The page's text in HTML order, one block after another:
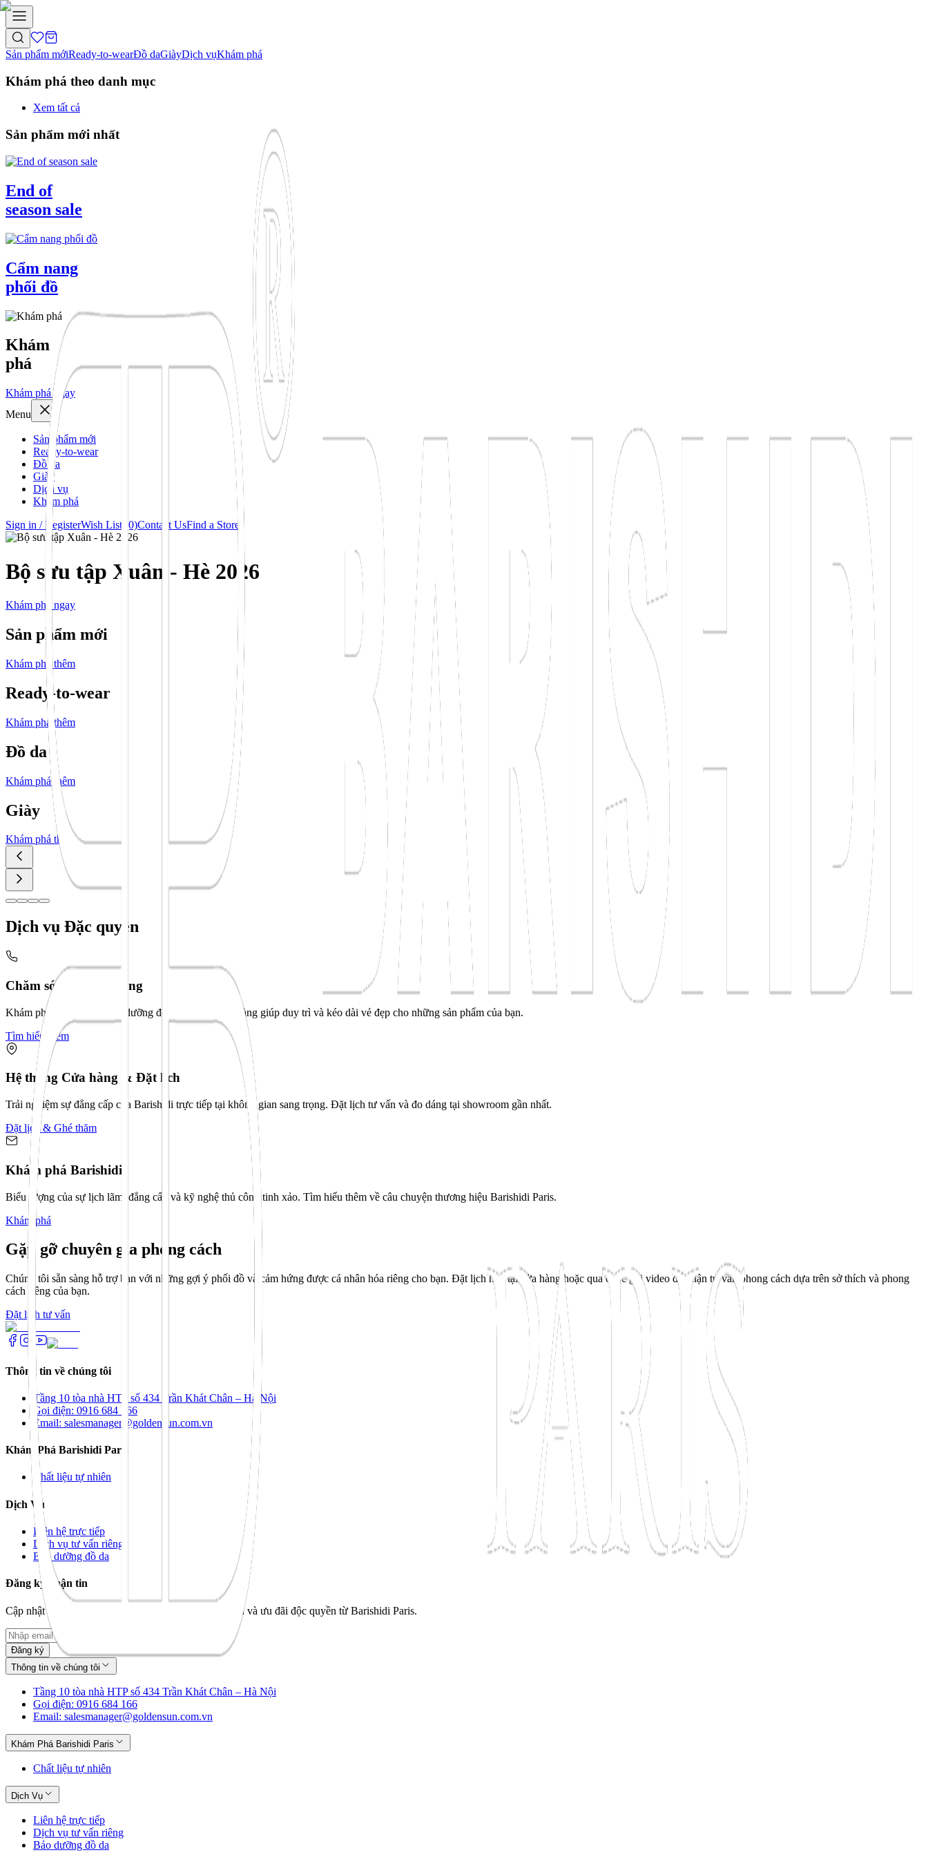
Sản phẩm mớiReady-to-wearĐồ daGiàyDịch vụKhám phá
Khám phá theo danh mục
Xem tất cả
Sản phẩm mới nhất
End of
season sale
Cẩm nang
phối đồ
Khám
phá
Khám phá ngay
Menu
Sản phẩm mới
Ready-to-wear
Đồ da
Giày
Dịch vụ
Khám phá
Sign in / RegisterWish List (0)Contact UsFind a Store
Bộ sưu tập Xuân - Hè 2026
Khám phá ngay
Sản phẩm mới
Khám phá thêm
Ready-to-wear
Khám phá thêm
Đồ da
Khám phá thêm
Giày
Khám phá thêm
Dịch vụ Đặc quyền
Chăm sóc & Bảo dưỡng
Khám phá các dịch vụ bảo dưỡng độc quyền tại cửa hàng giúp duy trì và kéo dài vẻ đẹp cho những sản phẩm của bạn.
Tìm hiểu thêm
Hệ thống Cửa hàng & Đặt lịch
Trải nghiệm sự đẳng cấp của Barishidi trực tiếp tại không gian sang trọng. Đặt lịch tư vấn và đo dáng tại showroom gần nhất.
Đặt lịch & Ghé thăm
Khám phá Barishidi
Biểu tượng của sự lịch lãm, đẳng cấp và kỹ nghệ thủ công tinh xảo. Tìm hiểu thêm về câu chuyện thương hiệu Barishidi Paris.
Khám phá
Gặp gỡ chuyên gia phong cách
Chúng tôi sẵn sàng hỗ trợ bạn với những gợi ý phối đồ và cảm hứng được cá nhân hóa riêng cho bạn. Đặt lịch hẹn tại cửa hàng hoặc qua cuộc gọi video để nhận tư vấn phong cách dựa trên sở thích và phong
cách riêng của bạn.
Đặt lịch tư vấn
Thông tin về chúng tôi
Tầng 10 tòa nhà HTP số 434 Trần Khát Chân – Hà Nội
Gọi điện: 0916 684 166
Email: salesmanager@goldensun.com.vn
Khám Phá Barishidi Paris
Chất liệu tự nhiên
Dịch Vụ
Liên hệ trực tiếp
Dịch vụ tư vấn riêng
Bảo dưỡng đồ da
Đăng ký nhận tin
Cập nhật bộ sưu tập mới nhất, câu chuyện thương hiệu và ưu đãi độc quyền từ Barishidi Paris.
Đăng ký
Thông tin về chúng tôi
Tầng 10 tòa nhà HTP số 434 Trần Khát Chân – Hà Nội
Gọi điện: 0916 684 166
Email: salesmanager@goldensun.com.vn
Khám Phá Barishidi Paris
Chất liệu tự nhiên
Dịch Vụ
Liên hệ trực tiếp
Dịch vụ tư vấn riêng
Bảo dưỡng đồ da